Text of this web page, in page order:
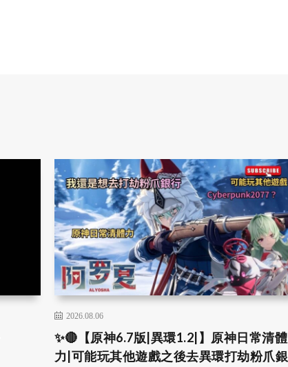
2026.08.06
✨🔴【原神6.7版|異環1.2|】原神日常清體
力|可能玩其他遊戲之後去異環打劫粉爪銀